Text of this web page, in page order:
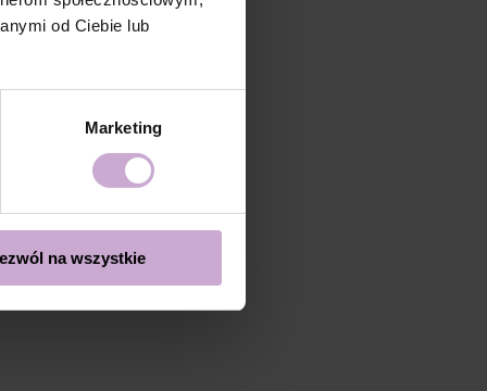
od Ciebie lub
Marketing
na wszystkie